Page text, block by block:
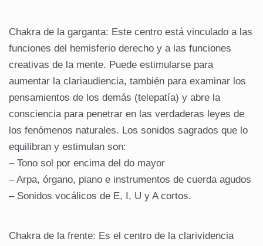
Chakra de la garganta: Este centro está vinculado a las
funciones del hemisferio derecho y a las funciones
creativas de la mente. Puede estimularse para
aumentar la clariaudiencia, también para examinar los
pensamientos de los demás (telepatía) y abre la
consciencia para penetrar en las verdaderas leyes de
los fenómenos naturales. Los sonidos sagrados que lo
equilibran y estimulan son:
– Tono sol por encima del do mayor
– Arpa, órgano, piano e instrumentos de cuerda agudos
– Sonidos vocálicos de E, I, U y A cortos.
Chakra de la frente: Es el centro de la clarividencia